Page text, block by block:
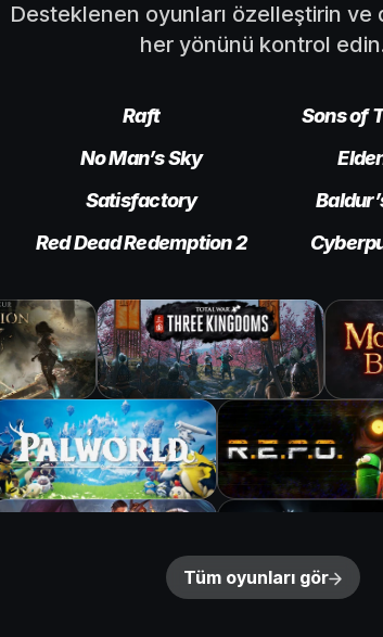
Desteklenen oyunları özelleştirin ve
her yönünü kontrol
Raft Sons of
No Man’s Sky
Satisfactory
Red Dead Redemption 2
Tüm oyunları gör